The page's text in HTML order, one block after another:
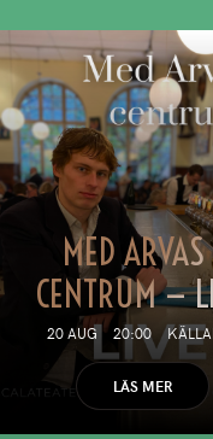
MED
CENTRUM —
20 AUG 20:00
LÄS MER